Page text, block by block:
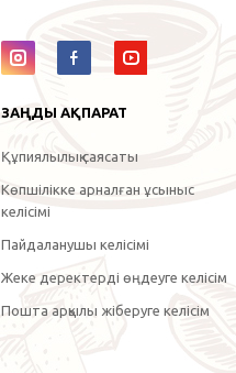
ЗАҢДЫ АҚПАРАТ
Құпиялылық саясаты
Көпшілікке арналған ұсыныс
келісімі
Пайдаланушы келісімі
Жеке деректерді өңдеуге келісім
Пошта арқылы жіберуге келісім